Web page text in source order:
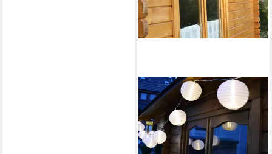
STAR-MAX
LED-Lichterkette LED
Lampion Partylichterkette,
5m, 20 warmweiße LEDs
32,99 € UVP 36,99 €